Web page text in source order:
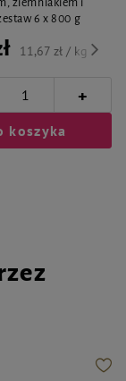
ziemniakiem i
6 x 800 g
11,67 zł / kg
+
koszyka